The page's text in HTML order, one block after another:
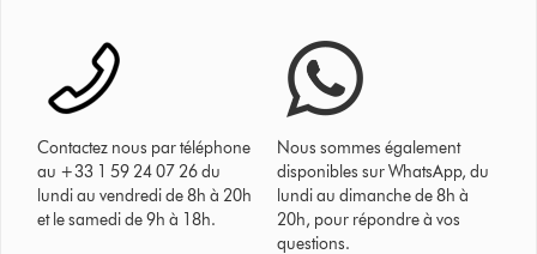
Contactez nous par téléphone
au +33 1 59 24 07 26 du
lundi au vendredi de 8h à 20h
et le samedi de 9h à 18h.
Nous sommes également
disponibles sur WhatsApp, du
lundi au dimanche de 8h à
20h, pour répondre à vos
questions.